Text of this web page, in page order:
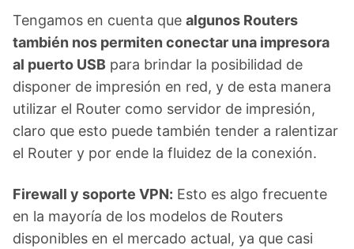
Tengamos en cuenta que algunos Routers
también nos permiten conectar una impresora
al puerto USB para brindar la posibilidad de
disponer de impresión en red, y de esta manera
utilizar el Router como servidor de impresión,
claro que esto puede también tender a ralentizar
el Router y por ende la fluidez de la conexión.
Firewall y soporte VPN: Esto es algo frecuente
en la mayoría de los modelos de Routers
disponibles en el mercado actual, ya que casi